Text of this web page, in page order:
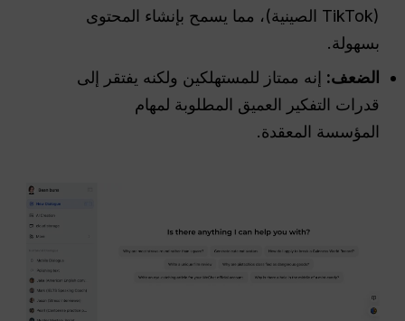
(TikTok الصينية)، مما يسمح بإنشاء المحتوى
بسهولة.
الضعف: إنه ممتاز للمستهلكين ولكنه يفتقر إلى
قدرات التفكير العميق المطلوبة لمهام
المؤسسة المعقدة.